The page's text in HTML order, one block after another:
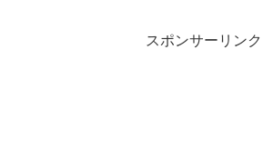
スポンサーリンク